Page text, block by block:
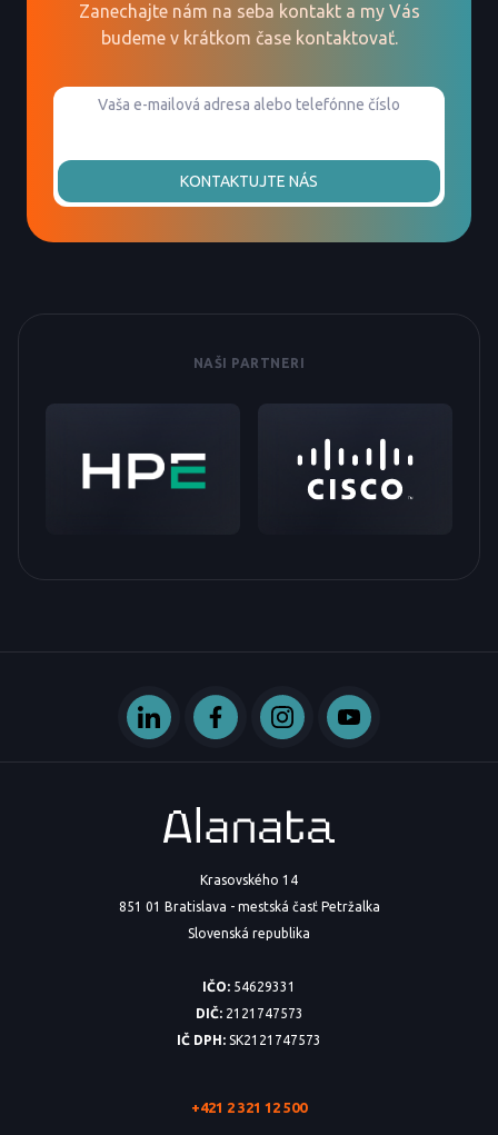
Zanechajte nám na seba kontakt a my Vás
budeme v krátkom čase kontaktovať.
KONTAKTUJTE NÁS
NAŠI PARTNERI
Krasovského 14
851 01 Bratislava - mestská časť Petržalka
Slovenská republika
IČO: 54629331
DIČ:2121747573
IČ DPH: SK2121747573
+421 2 321 12 500